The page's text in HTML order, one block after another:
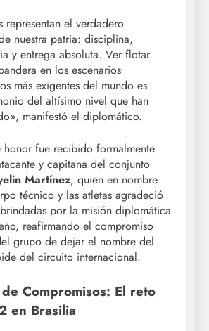
representan el verdadero
nuestra patria: disciplina,
y entrega absoluta. Ver flotar
en los escenarios
más exigentes del mundo es
del altísimo nivel que han
manifestó el diplomático.
fue recibido formalmente
y capitana del conjunto
Martínez, quien en nombre
técnico y las atletas agradeció
por la misión diplomática
reafirmando el compromiso
grupo de dejar el nombre del
del circuito internacional.
Compromisos: El reto
en Brasilia